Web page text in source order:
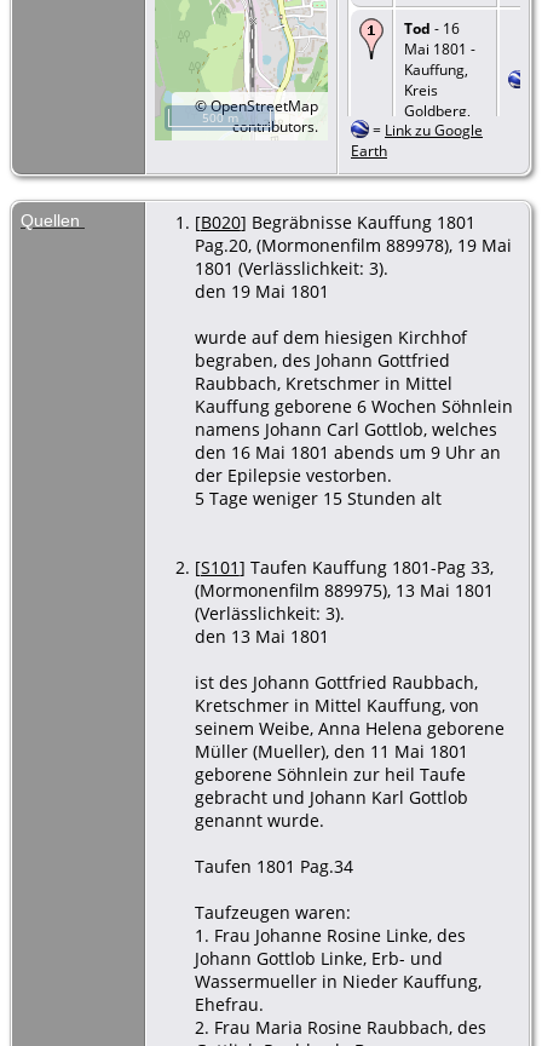
©OpenStreetMap
contributors.
500 m
Tod - 16
Mai 1801 -
Kauffung,
Kreis
Goldberg,
Schlesien
Beerdigung
1801 -
Kauffung,
Kreis
Geburt- 11
Mrz 1801 -
Kauffung,
Kreis
Goldberg,
Schlesien
= Link zu Google
Earth
Quellen [B020] Begräbnisse Kauffung 1801
Pag.20, (Mormonenfilm 889978), 19 Mai
1801 (Verlässlichkeit: 3).
den 19 Mai 1801
wurde auf dem hiesigen Kirchhof
begraben, des Johann Gottfried
Raubbach, Kretschmer in Mittel
Kauffung geborene 6 Wochen Söhnlein
namens Johann Carl Gottlob, welches
den 16 Mai 1801 abends um 9 Uhr an
der Epilepsie vestorben.
5 Tage weniger 15 Stunden alt
[S101] Taufen Kauffung 1801-Pag 33,
(Mormonenfilm 889975), 13 Mai 1801
(Verlässlichkeit: 3).
den 13 Mai 1801
ist des Johann Gottfried Raubbach,
Kretschmer in Mittel Kauffung, von
seinem Weibe, Anna Helena geborene
Müller (Mueller), den 11 Mai 1801
geborene Söhnlein zur heil Taufe
gebracht und Johann Karl Gottlob
genannt wurde.
Taufen 1801 Pag.34
Taufzeugen waren:
1. Frau Johanne Rosine Linke, des
Johann Gottlob Linke, Erb- und
Wassermueller in Nieder Kauffung,
Ehefrau.
2. Frau Maria Rosine Raubbach, des